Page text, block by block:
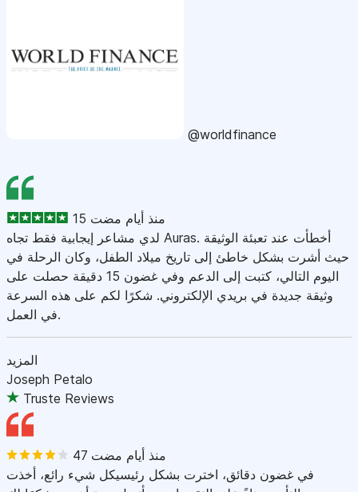
@worldfinance
15 منذ أيام مضت
لدي مشاعر إيجابية فقط تجاه Auras. أخطأت عند تعبئة الوثيقة
حيث أشرت بشكل خاطئ إلى تاريخ ميلاد الطفل، وكان الرحلة في
اليوم التالي، كتبت إلى الدعم وفي غضون 15 دقيقة حصلت على
وثيقة جديدة في بريدي الإلكتروني. شكرًا لكم على هذه السرعة
في العمل.
المزيد
Joseph Petalo
Truste Reviews
47 منذ أيام مضت
في غضون دقائق، اخترت بشكل رئيسيكل شيء رائع، أخذت